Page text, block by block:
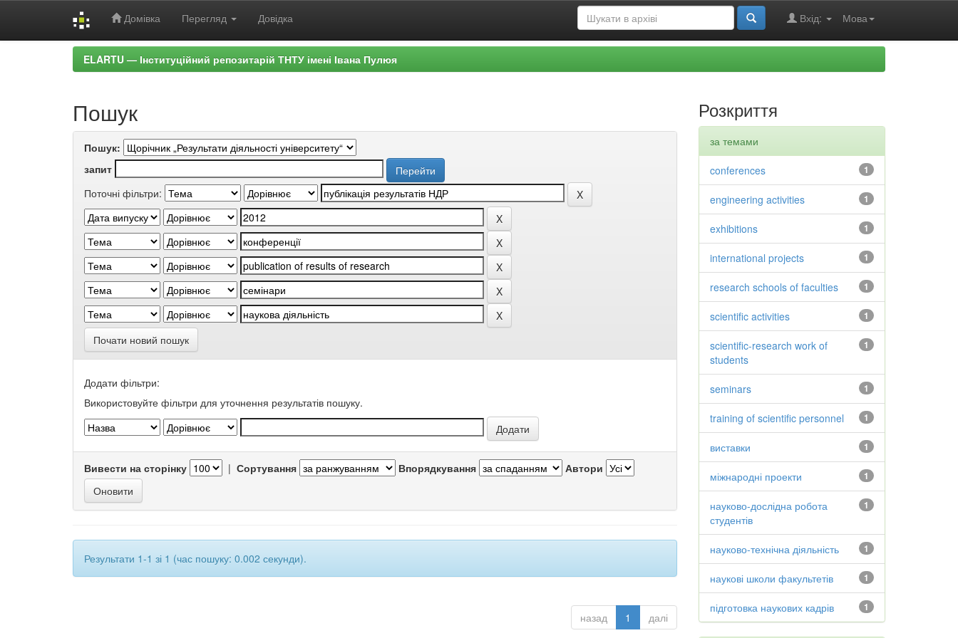
Домівка Перегляд Довідка Мова
Вхід:
ELARTU — Інституційний репозитарій ТНТУ імені Івана Пулюя
Пошук
Пошук:
запит
Поточні фільтри:
Почати новий пошук
Додати фільтри:
Використовуйте фільтри для уточнення результатів пошуку.
Вивести на сторінку | Сортування Впорядкування Автори
Результати 1-1 зі 1 (час пошуку: 0.002 секунди).
назад 1 далі
Розкриття
за темами
1
conferences
1
engineering activities
1
exhibitions
1
international projects
1
research schools of faculties
1
scientific activities
1
scientific-research work of
students
1
seminars
1
training of scientific personnel
1
виставки
1
міжнародні проекти
1
науково-дослідна робота
студентів
1
науково-технічна діяльність
1
наукові школи факультетів
1
підготовка наукових кадрів